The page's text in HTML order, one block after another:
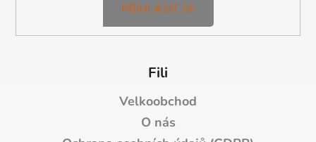
PŘIHLÁSIT SE
Fili
Velkoobchod
O nás